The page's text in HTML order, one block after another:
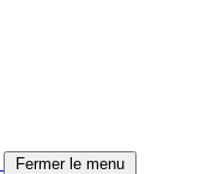
Fermer le menu